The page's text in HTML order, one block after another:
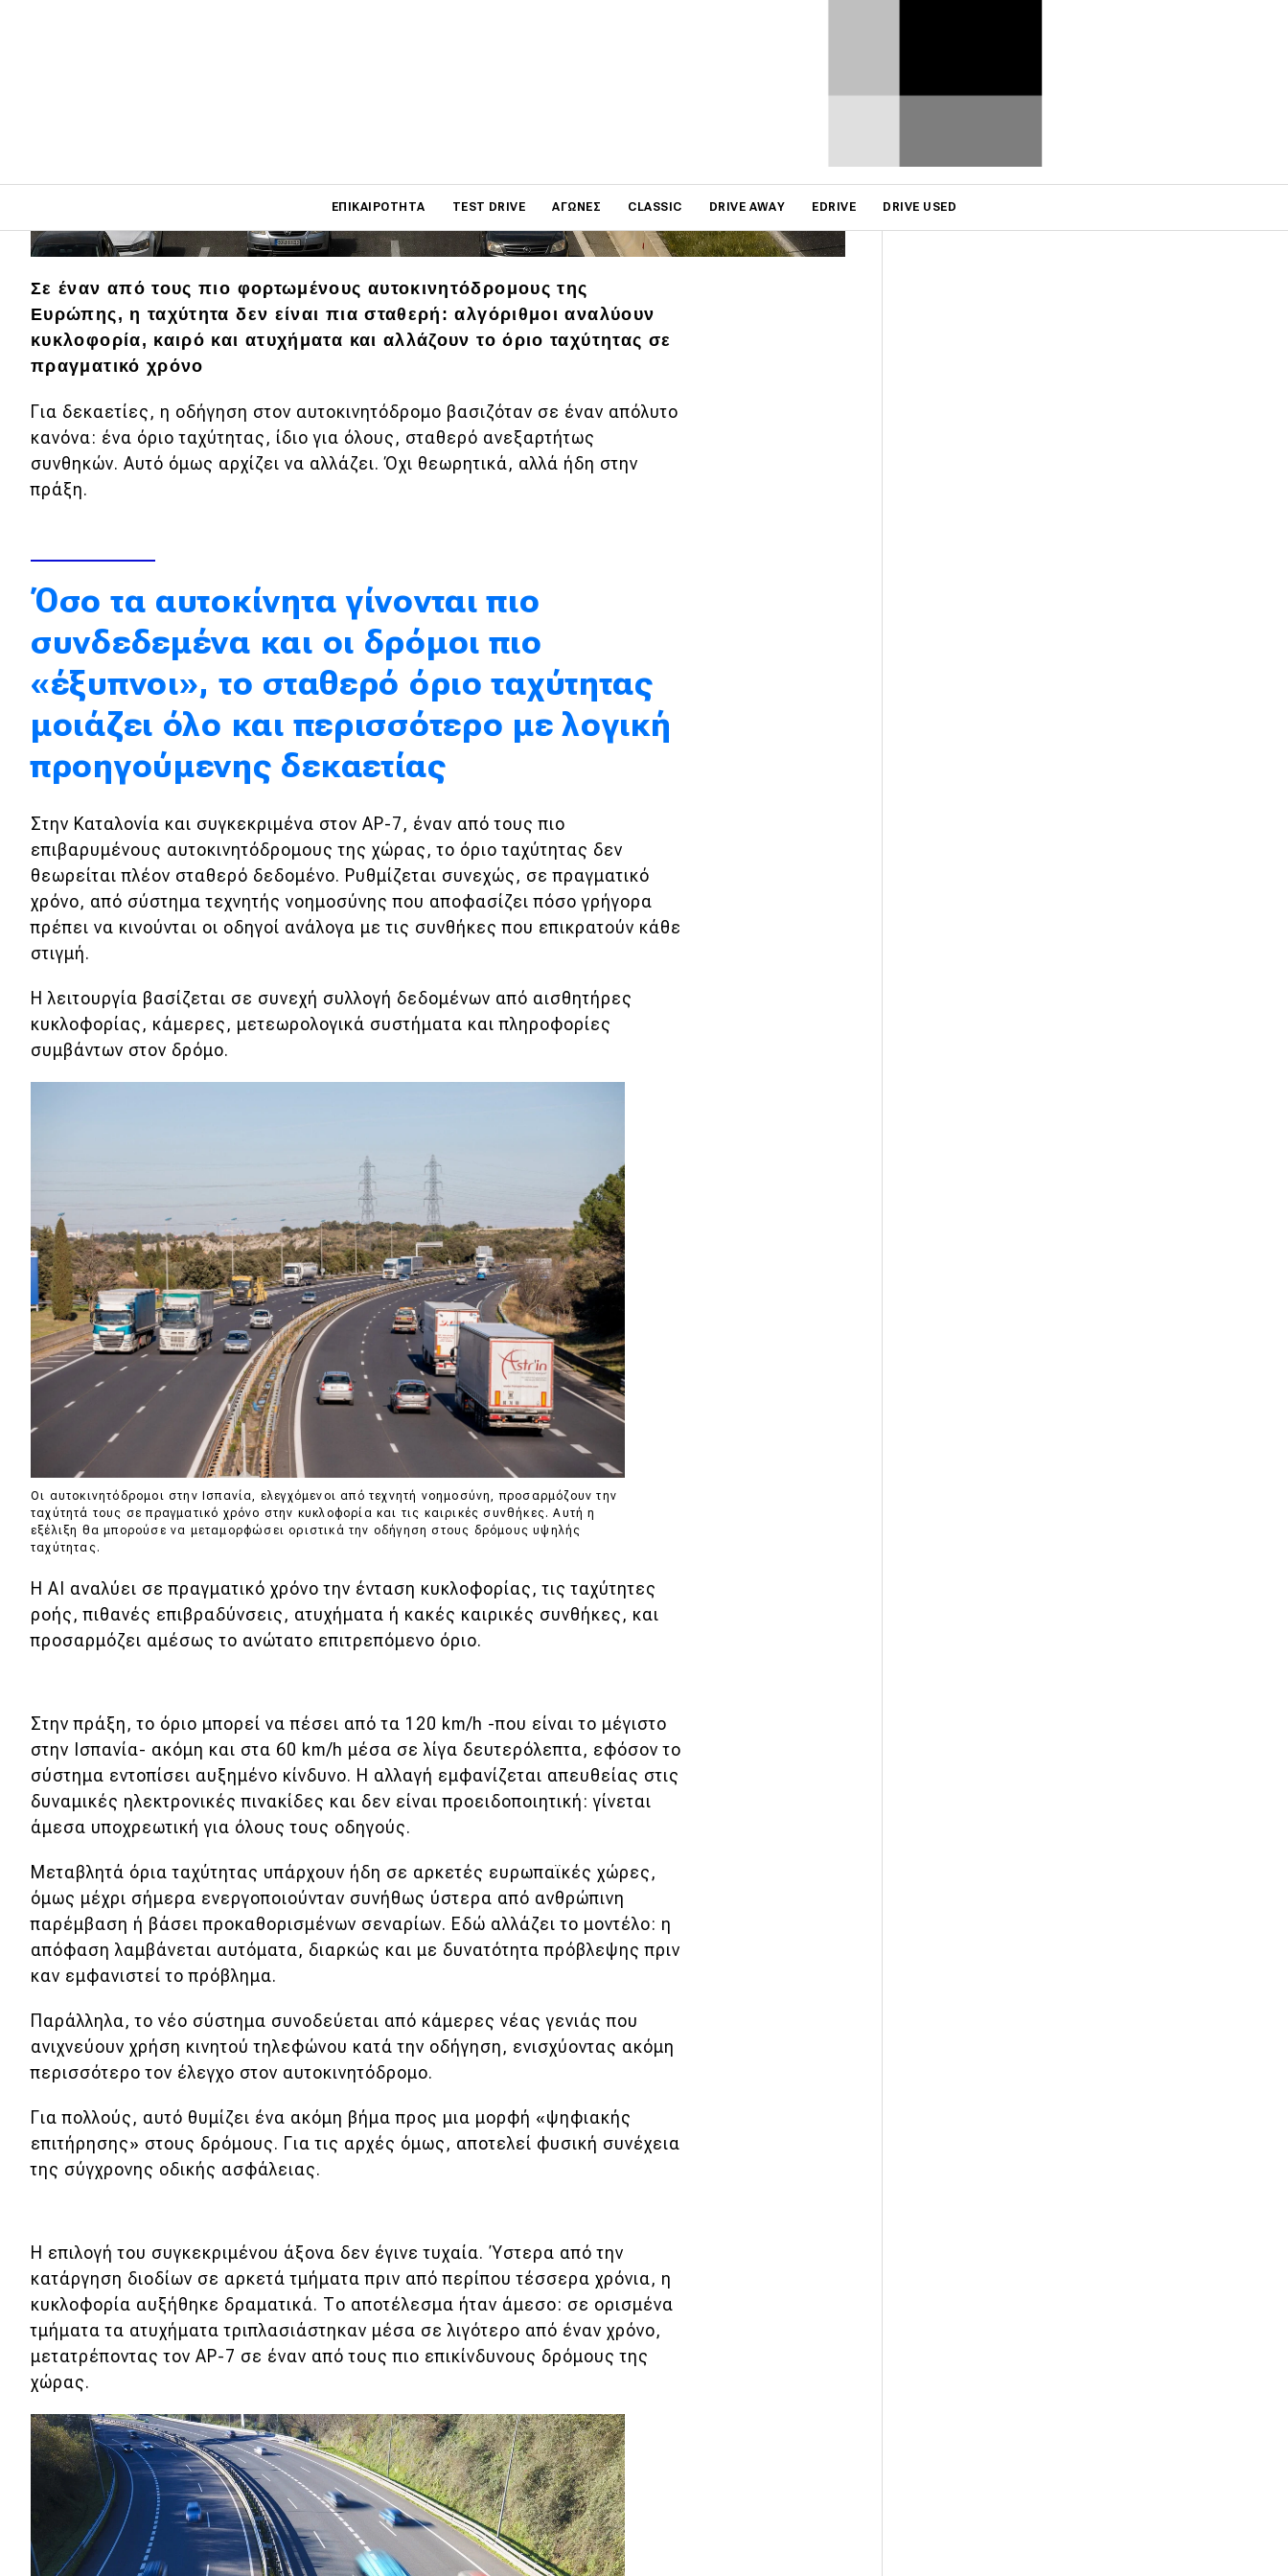
ΕΠΙΚΑΙΡΌΤΗΤΑ TEST DRIVE ΑΓΏΝΕΣ CLASSIC DRIVE AWAY EDRIVE DRIVE USED
Main navigation
Επικαιρότητα
Νέα μοντέλα
Πρωτότυπα
Ελλάδα
Κόσμος
Τεχνολογία
Αγορά
Απόψεις
Test Drive
Δοκιμή
Συγκρίνουμε
Αγώνες
Formula 1
WRC
Eco
Classic
Νέα
Παρουσιάσεις
DRIVE Away
MOTO
Μεταχειρισμένο
Συμβουλές
Συμβουλές
ΚΤΕΟ
Οδική βοήθεια
eDRIVE
DRIVE USED
Σε έναν από τους πιο φορτωμένους αυτοκινητόδρομους της
Ευρώπης, η ταχύτητα δεν είναι πια σταθερή: αλγόριθμοι αναλύουν
κυκλοφορία, καιρό και ατυχήματα και αλλάζουν το όριο ταχύτητας σε
πραγματικό χρόνο
Για δεκαετίες, η οδήγηση στον αυτοκινητόδρομο βασιζόταν σε έναν απόλυτο
κανόνα: ένα όριο ταχύτητας, ίδιο για όλους, σταθερό ανεξαρτήτως
συνθηκών. Αυτό όμως αρχίζει να αλλάζει. Όχι θεωρητικά, αλλά ήδη στην
πράξη.
Όσο τα αυτοκίνητα γίνονται πιο
συνδεδεμένα και οι δρόμοι πιο
«έξυπνοι», το σταθερό όριο ταχύτητας
μοιάζει όλο και περισσότερο με λογική
προηγούμενης δεκαετίας
Στην Καταλονία και συγκεκριμένα στον AP-7, έναν από τους πιο
επιβαρυμένους αυτοκινητόδρομους της χώρας, το όριο ταχύτητας δεν
θεωρείται πλέον σταθερό δεδομένο. Ρυθμίζεται συνεχώς, σε πραγματικό
χρόνο, από σύστημα τεχνητής νοημοσύνης που αποφασίζει πόσο γρήγορα
πρέπει να κινούνται οι οδηγοί ανάλογα με τις συνθήκες που επικρατούν κάθε
στιγμή.
Η λειτουργία βασίζεται σε συνεχή συλλογή δεδομένων από αισθητήρες
κυκλοφορίας, κάμερες, μετεωρολογικά συστήματα και πληροφορίες
συμβάντων στον δρόμο.
Οι αυτοκινητόδρομοι στην Ισπανία, ελεγχόμενοι από τεχνητή νοημοσύνη, προσαρμόζουν την
ταχύτητά τους σε πραγματικό χρόνο στην κυκλοφορία και τις καιρικές συνθήκες. Αυτή η
εξέλιξη θα μπορούσε να μεταμορφώσει οριστικά την οδήγηση στους δρόμους υψηλής
ταχύτητας.
Η AI αναλύει σε πραγματικό χρόνο την ένταση κυκλοφορίας, τις ταχύτητες
ροής, πιθανές επιβραδύνσεις, ατυχήματα ή κακές καιρικές συνθήκες, και
προσαρμόζει αμέσως το ανώτατο επιτρεπόμενο όριο.
Στην πράξη, το όριο μπορεί να πέσει από τα 120 km/h -που είναι το μέγιστο
στην Ισπανία- ακόμη και στα 60 km/h μέσα σε λίγα δευτερόλεπτα, εφόσον το
σύστημα εντοπίσει αυξημένο κίνδυνο. Η αλλαγή εμφανίζεται απευθείας στις
δυναμικές ηλεκτρονικές πινακίδες και δεν είναι προειδοποιητική: γίνεται
άμεσα υποχρεωτική για όλους τους οδηγούς.
Μεταβλητά όρια ταχύτητας υπάρχουν ήδη σε αρκετές ευρωπαϊκές χώρες,
όμως μέχρι σήμερα ενεργοποιούνταν συνήθως ύστερα από ανθρώπινη
παρέμβαση ή βάσει προκαθορισμένων σεναρίων. Εδώ αλλάζει το μοντέλο: η
απόφαση λαμβάνεται αυτόματα, διαρκώς και με δυνατότητα πρόβλεψης πριν
καν εμφανιστεί το πρόβλημα.
Παράλληλα, το νέο σύστημα συνοδεύεται από κάμερες νέας γενιάς που
ανιχνεύουν χρήση κινητού τηλεφώνου κατά την οδήγηση, ενισχύοντας ακόμη
περισσότερο τον έλεγχο στον αυτοκινητόδρομο.
Για πολλούς, αυτό θυμίζει ένα ακόμη βήμα προς μια μορφή «ψηφιακής
επιτήρησης» στους δρόμους. Για τις αρχές όμως, αποτελεί φυσική συνέχεια
της σύγχρονης οδικής ασφάλειας.
Η επιλογή του συγκεκριμένου άξονα δεν έγινε τυχαία. Ύστερα από την
κατάργηση διοδίων σε αρκετά τμήματα πριν από περίπου τέσσερα χρόνια, η
κυκλοφορία αυξήθηκε δραματικά. Το αποτέλεσμα ήταν άμεσο: σε ορισμένα
τμήματα τα ατυχήματα τριπλασιάστηκαν μέσα σε λιγότερο από έναν χρόνο,
μετατρέποντας τον AP-7 σε έναν από τους πιο επικίνδυνους δρόμους της
χώρας.